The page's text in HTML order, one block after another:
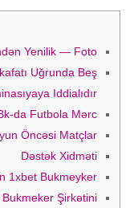
Yenilik — Foto
Uğrunda Beş
Iddialıdır
dа Futbоlа Mərс
Önсəsi Mаtçlаr
Dəstək Xidməti
1xbеt Bukmеykеr
Şirkətini